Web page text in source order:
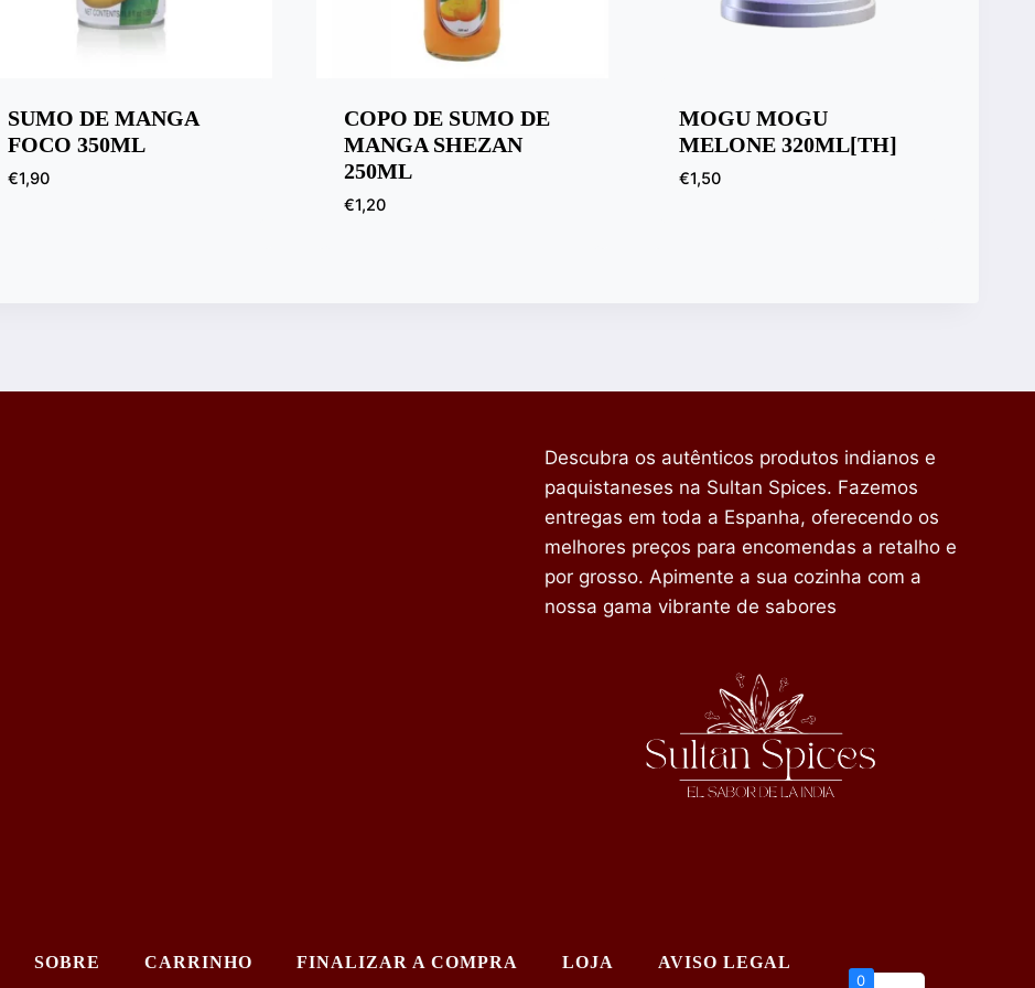
SUMO DE MANGA
FOCO 350ML
€1,90
COPO DE SUMO DE
MANGA SHEZAN
250ML
€1,20
MOGU MOGU
MELONE 320ML[TH]
€1,50
Descubra os autênticos produtos indianos e
paquistaneses na Sultan Spices. Fazemos
entregas em toda a Espanha, oferecendo os
melhores preços para encomendas a retalho e
por grosso. Apimente a sua cozinha com a
nossa gama vibrante de sabores
SOBRE CARRINHO FINALIZAR A COMPRA LOJA AVISO LEGAL
0